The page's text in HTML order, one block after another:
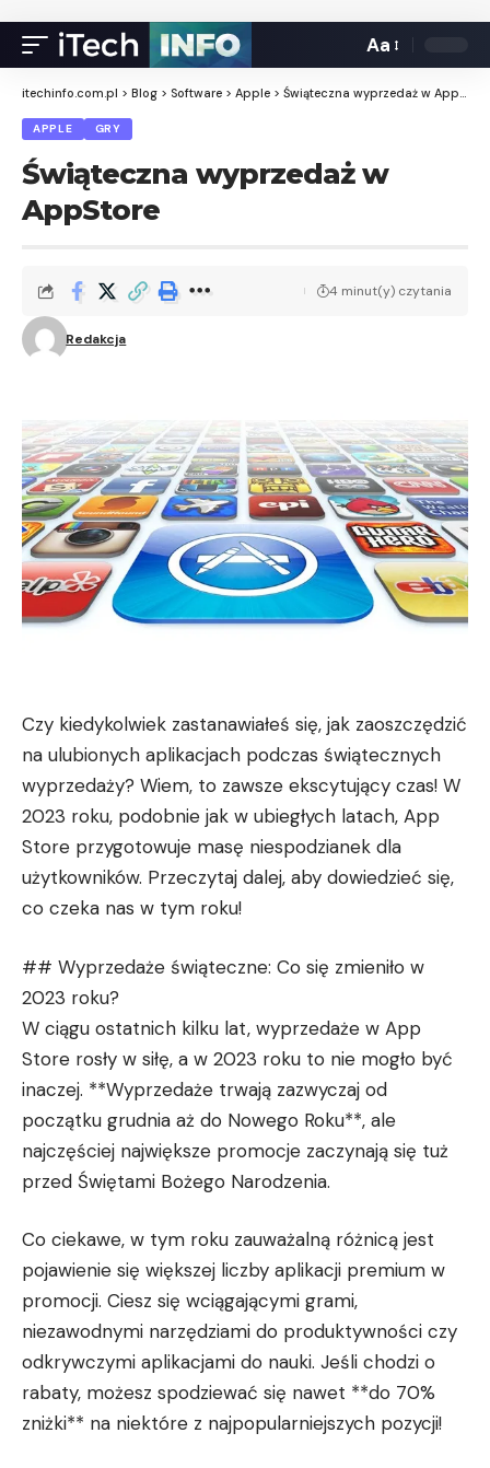
Aa
itechinfo.com.pl > Blog > Software > Apple > Świąteczna wyprzedaż w AppStore
APPLE GRY
Świąteczna wyprzedaż w
AppStore
Redakcja
4 minut(y) czytania
Czy kiedykolwiek zastanawiałeś się, jak zaoszczędzić
na ulubionych aplikacjach podczas świątecznych
wyprzedaży? Wiem, to zawsze ekscytujący czas! W
2023 roku, podobnie jak w ubiegłych latach, App
Store przygotowuje masę niespodzianek dla
użytkowników. Przeczytaj dalej, aby dowiedzieć się,
co czeka nas w tym roku!
## Wyprzedaże świąteczne: Co się zmieniło w
2023 roku?
W ciągu ostatnich kilku lat, wyprzedaże w App
Store rosły w siłę, a w 2023 roku to nie mogło być
inaczej. **Wyprzedaże trwają zazwyczaj od
początku grudnia aż do Nowego Roku**, ale
najczęściej największe promocje zaczynają się tuż
przed Świętami Bożego Narodzenia.
Co ciekawe, w tym roku zauważalną różnicą jest
pojawienie się większej liczby aplikacji premium w
promocji. Ciesz się wciągającymi grami,
niezawodnymi narzędziami do produktywności czy
odkrywczymi aplikacjami do nauki. Jeśli chodzi o
rabaty, możesz spodziewać się nawet **do 70%
zniżki** na niektóre z najpopularniejszych pozycji!